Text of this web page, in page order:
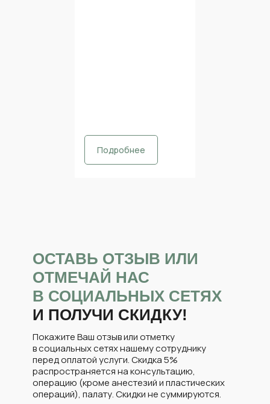
Подробнее
Покажите Ваш отзыв или отметку
в социальных сетях нашему сотруднику
перед оплатой услуги. Скидка 5%
распространяется на консультацию,
операцию (кроме анестезий и пластических
операций), палату. Скидки не суммируются.
ОСТАВЬ ОТЗЫВ ИЛИ
ОТМЕЧАЙ НАС
В СОЦИАЛЬНЫХ СЕТЯХ
И ПОЛУЧИ СКИДКУ!